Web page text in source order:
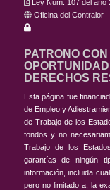
Ley Núm. 107 del año
Oficina del Contralor
PATRONO
DERECHOS
Esta página fue
de Empleo y
de Trabajo de los
fondos y no
Trabajo de los
garantías de ningún
información, incluida
pero no limitado a, la